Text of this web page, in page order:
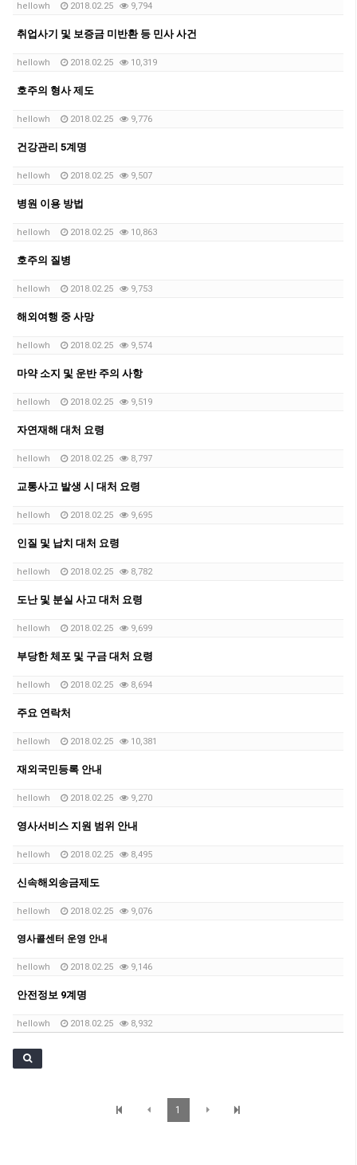
hellowh 2018.02.25 9,794
취업사기 및 보증금 미반환 등 민사 사건
hellowh 2018.02.25 10,319
호주의 형사 제도
hellowh 2018.02.25 9,776
건강관리 5계명
hellowh 2018.02.25 9,507
병원 이용 방법
hellowh 2018.02.25 10,863
호주의 질병
hellowh 2018.02.25 9,753
해외여행 중 사망
hellowh 2018.02.25 9,574
마약 소지 및 운반 주의 사항
hellowh 2018.02.25 9,519
자연재해 대처 요령
hellowh 2018.02.25 8,797
교통사고 발생 시 대처 요령
hellowh 2018.02.25 9,695
인질 및 납치 대처 요령
hellowh 2018.02.25 8,782
도난 및 분실 사고 대처 요령
hellowh 2018.02.25 9,699
부당한 체포 및 구금 대처 요령
hellowh 2018.02.25 8,694
주요 연락처
hellowh 2018.02.25 10,381
재외국민등록 안내
hellowh 2018.02.25 9,270
영사서비스 지원 범위 안내
hellowh 2018.02.25 8,495
신속해외송금제도
hellowh 2018.02.25 9,076
영사콜센터 운영 안내
hellowh 2018.02.25 9,146
안전정보 9계명
hellowh 2018.02.25 8,932
1